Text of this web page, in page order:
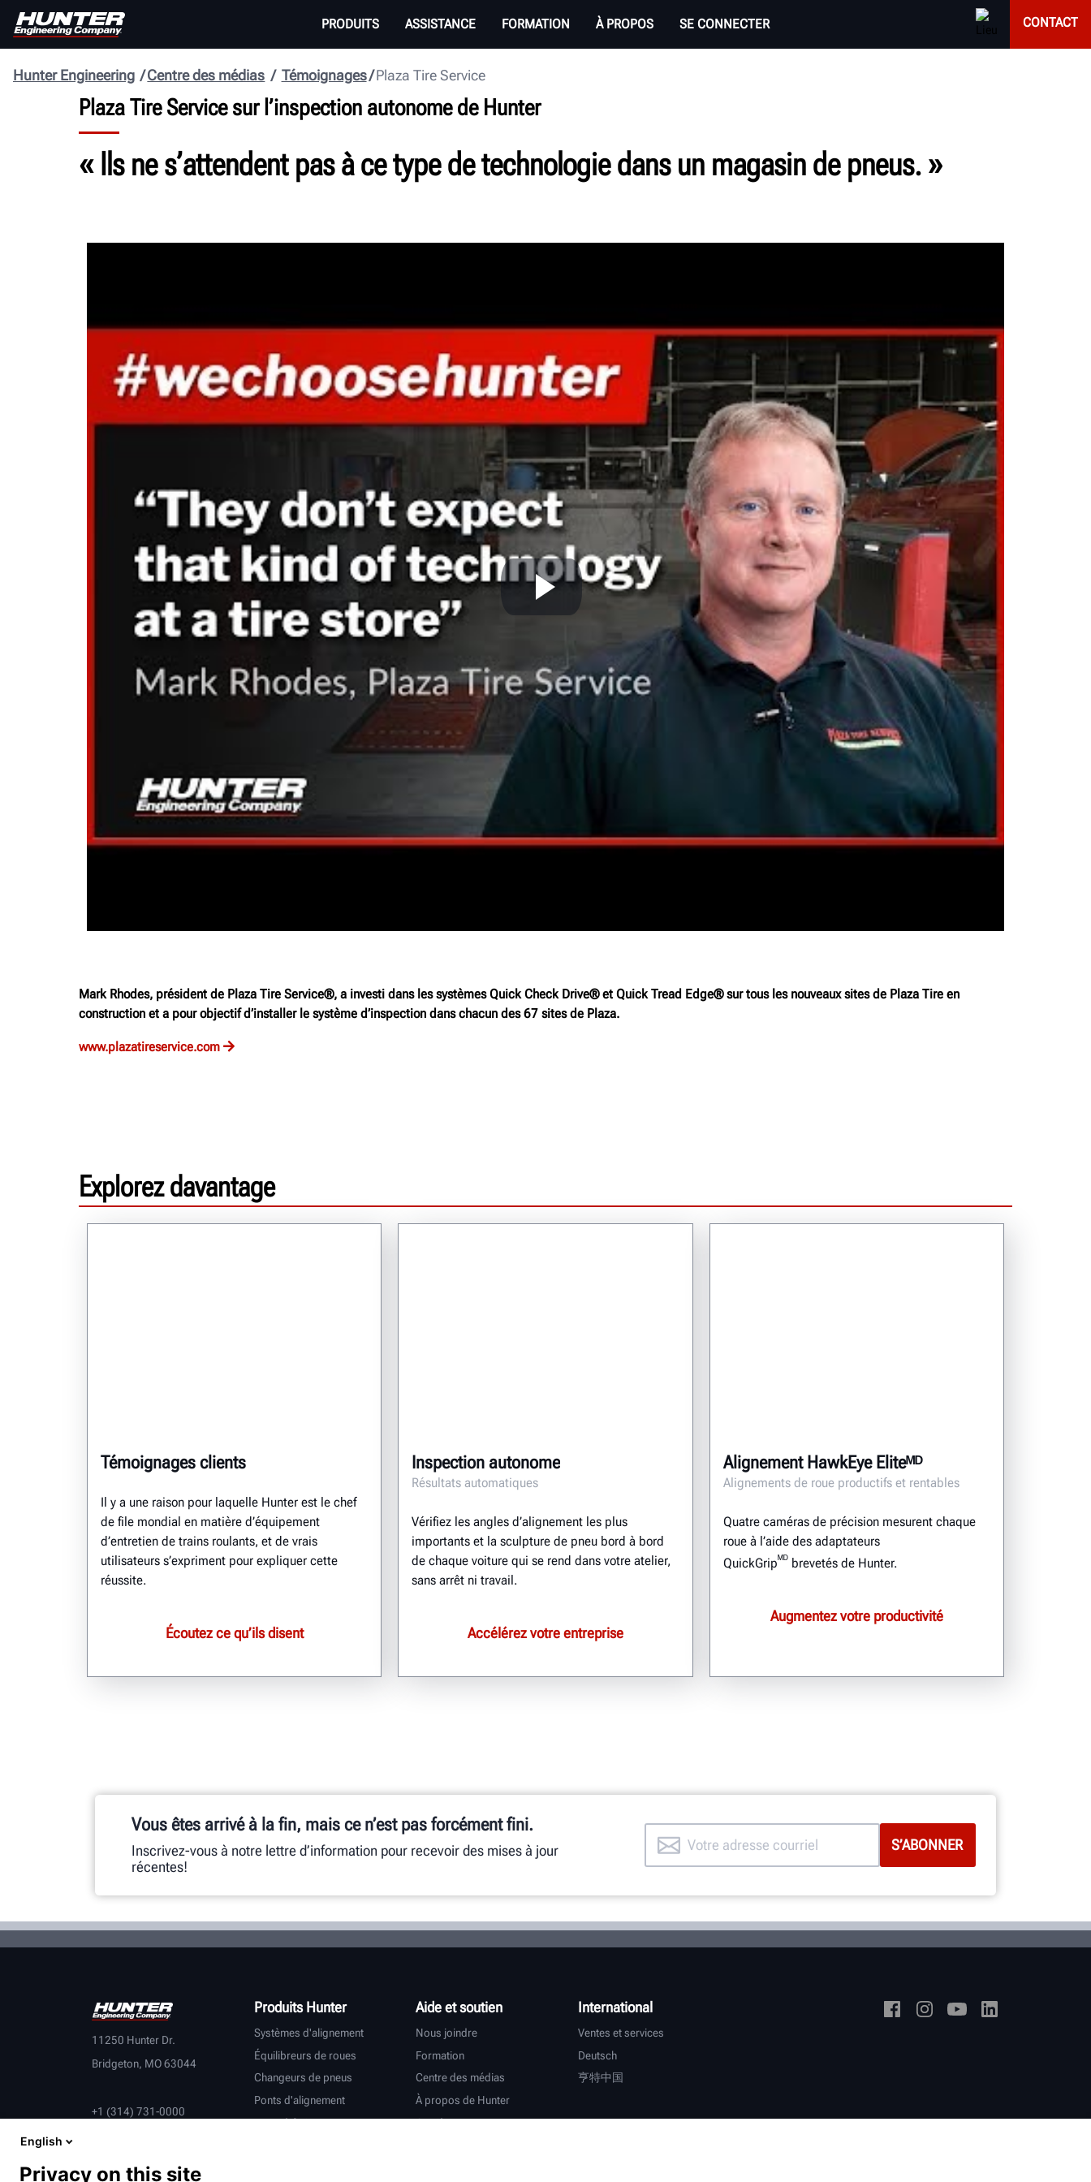
PRODUITS ASSISTANCE FORMATION À PROPOS SE CONNECTER CONTACT
Plaza Tire Service
Témoignages
Centre des médias
Hunter Engineering
Plaza Tire Service sur l’inspection autonome de Hunter
« Ils ne s’attendent pas à ce type de technologie dans un magasin de pneus. »
Mark Rhodes, président de Plaza Tire Service®, a investi dans les systèmes Quick Check Drive® et Quick Tread Edge® sur tous les nouveaux sites de Plaza Tire en
construction et a pour objectif d’installer le système d’inspection dans chacun des 67 sites de Plaza.
www.plazatireservice.com
Explorez davantage
Témoignages clients
Il y a une raison pour laquelle Hunter est le chef
de file mondial en matière d’équipement
d’entretien de trains roulants, et de vrais
utilisateurs s’expriment pour expliquer cette
réussite.
Écoutez ce qu’ils disent
Inspection autonome
Résultats automatiques
Vérifiez les angles d’alignement les plus
importants et la sculpture de pneu bord à bord
de chaque voiture qui se rend dans votre atelier,
sans arrêt ni travail.
Accélérez votre entreprise
Alignement HawkEye Eliteᴹᴰ
Alignements de roue productifs et rentables
Quatre caméras de précision mesurent chaque
roue à l’aide des adaptateurs
QuickGripᴹᴰbrevetés de Hunter.
Augmentez votre productivité
Vous êtes arrivé à la fin, mais ce n’est pas forcément fini.
Inscrivez-vous à notre lettre d’information pour recevoir des mises à jour
récentes!
11250 Hunter Dr.
Bridgeton, MO 63044
+1 (314) 731-0000
Produits Hunter
Systèmes d'alignement
Équilibreurs de roues
Changeurs de pneus
Ponts d'alignement
Tours à frein
Aide et soutien
Nous joindre
Formation
Centre des médias
À propos de Hunter
Carrières
International
Ventes et services
Deutsch
亨特中国
English
Privacy on this site